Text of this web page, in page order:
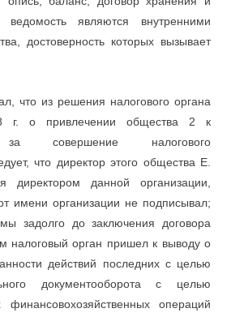
ведомость являются внутренними
достоверность которых вызывает
что из решения налогового органа
г. о привлечении общества 2 к
за совершение налогового
что директор этого общества Е.
директором данной организации,
имени организации не подписывал;
задолго до заключения договора
налоговый орган пришел к выводу о
действий последних с целью
документооборота с целью
операций